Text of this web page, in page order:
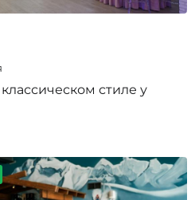
стиле у